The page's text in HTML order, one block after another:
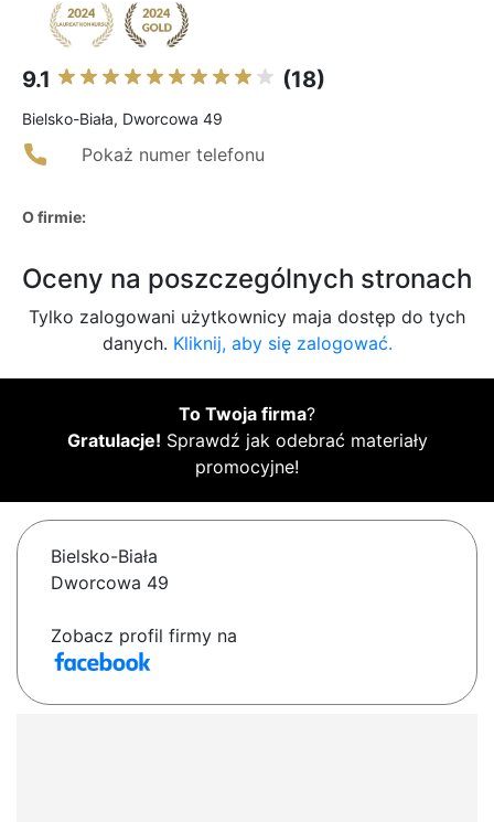
9.1 (18)
Bielsko-Biała, Dworcowa 49
Pokaż numer telefonu
O firmie:
Oceny na poszczególnych stronach
Tylko zalogowani użytkownicy maja dostęp do tych
danych. Kliknij, aby się zalogować.
To Twoja firma?
Gratulacje! Sprawdź jak odebrać materiały
promocyjne!
Bielsko-Biała
Dworcowa 49
Zobacz profil firmy na